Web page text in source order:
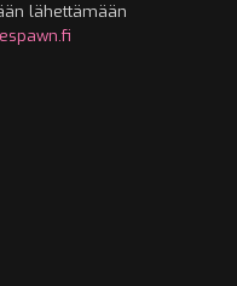
lähettämään